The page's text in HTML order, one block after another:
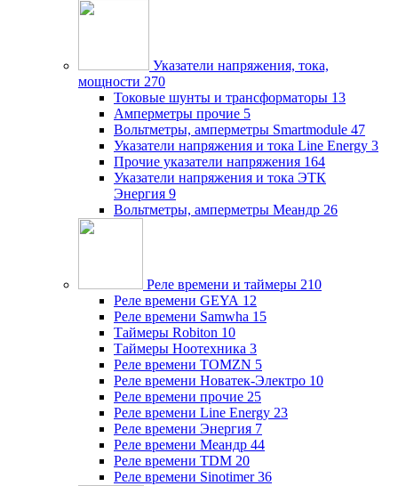
Указатели напряжения, тока,
мощности 270
Токовые шунты и трансформаторы 13
Амперметры прочие 5
Вольтметры, амперметры Smartmodule 47
Указатели напряжения и тока Line Energy 3
Прочие указатели напряжения 164
Указатели напряжения и тока ЭТК
Энергия 9
Вольтметры, амперметры Меандр 26
Реле времени и таймеры 210
Реле времени GEYA 12
Реле времени Samwha 15
Таймеры Robiton 10
Таймеры Ноотехника 3
Реле времени TOMZN 5
Реле времени Новатек-Электро 10
Реле времени прочие 25
Реле времени Line Energy 23
Реле времени Энергия 7
Реле времени Меандр 44
Реле времени TDM 20
Реле времени Sinotimer 36